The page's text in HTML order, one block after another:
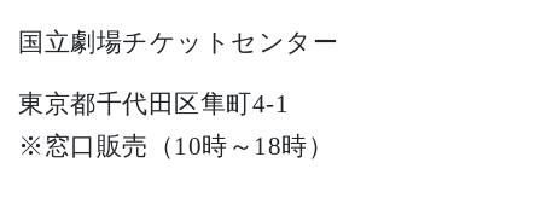
国立劇場チケットセンター
東京都千代田区隼町4-1
※窓口販売（10時～18時）